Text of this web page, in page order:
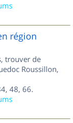
région
trouver de
Roussillon,
48, 66.